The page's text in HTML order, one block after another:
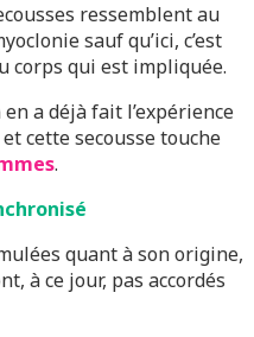
ressemblent au
sauf qu’ici, c’est
corps qui est impliquée.
a déjà fait l’expérience
cette secousse touche
.
quant à son origine,
à ce jour, pas accordés